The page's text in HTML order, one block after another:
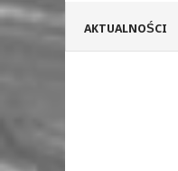
AKTUALNOŚCI